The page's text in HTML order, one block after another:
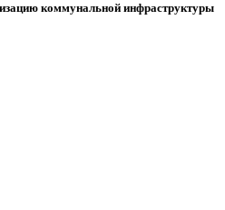
коммунальной инфраструктуры